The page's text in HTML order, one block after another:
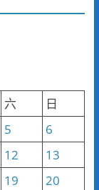
六
日
5
6
12
13
19
20